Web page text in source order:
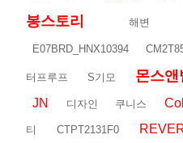
봉스토리
해변
E07BRD_HNX10394
터프루프 S기모 몬스앤
JN 디자인 쿠니스
티 CTPT2131F0